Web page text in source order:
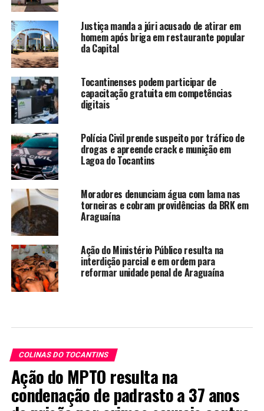
Justiça manda a júri acusado de atirar em
homem após briga em restaurante popular
da Capital
Tocantinenses podem participar de
capacitação gratuita em competências
digitais
Polícia Civil prende suspeito por tráfico de
drogas e apreende crack e munição em
Lagoa do Tocantins
Moradores denunciam água com lama nas
torneiras e cobram providências da BRK em
Araguaína
Ação do Ministério Público resulta na
interdição parcial e em ordem para
reformar unidade penal de Araguaína
COLINAS DO TOCANTINS
Ação do MPTO resulta na
condenação de padrasto a 37 anos